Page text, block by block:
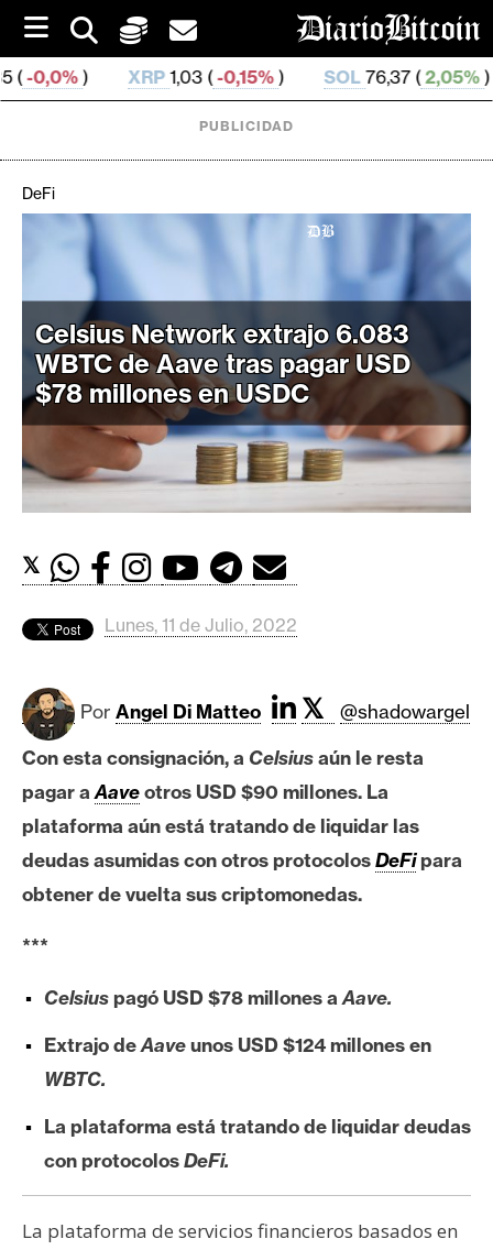
i
p
t
o
XRP1,03 ( -0,15% ) SOL76,37 ( 2,05%) TRX
C
r
i
p
t
o
e
r
c
o
i
c
o
i
e
u
m
I
A
PUBLICIDAD
DeFi
Celsius Network extrajo 6.083
WBTC de Aave tras pagar USD
$78 millones en USDC
𝕏
Lunes, 11 de Julio, 2022
Por Angel Di Matteo 𝕏
@shadowargel
Con esta consignación, a Celsiusaún le resta
pagar a Aaveotros USD $90 millones. La
plataforma aún está tratando de liquidar las
deudas asumidas con otros protocolosDeFipara
obtener de vuelta sus criptomonedas.
***
Celsiuspagó USD $78 millones a Aave.
Extrajo deAaveunos USD $124 millones en
WBTC.
La plataforma está tratando de liquidar deudas
con protocolosDeFi.
La plataforma de servicios financieros basados en